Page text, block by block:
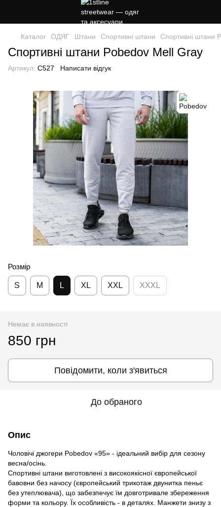
Каталог ОДЯГ Штани Спортивні штани Спортивні штани
Спортивні штани Pobedov Mell Gray
Артикул: C527 Написати відгук
Розмір
S M L XL XXL XXXL
Немає в наявності
850 грн
Повідомити, коли з'явиться
До обраного
Опис
Чоловічі джогери Pobedov «95» - ідеальний вибір для сезону
весна/осінь.
Спортивні штани виготовлені з високоякісної європейської
бавовни без начосу (європейський трикотаж двунитка пеньє
без утеплювача), що забезпечує їм довготривале збереження
форми та кольору. Їх особливість - в деталях. Манжети знизу з